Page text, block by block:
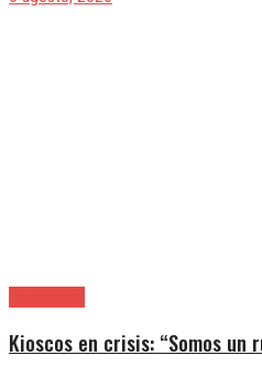
Kioscos en crisis: “Somos un